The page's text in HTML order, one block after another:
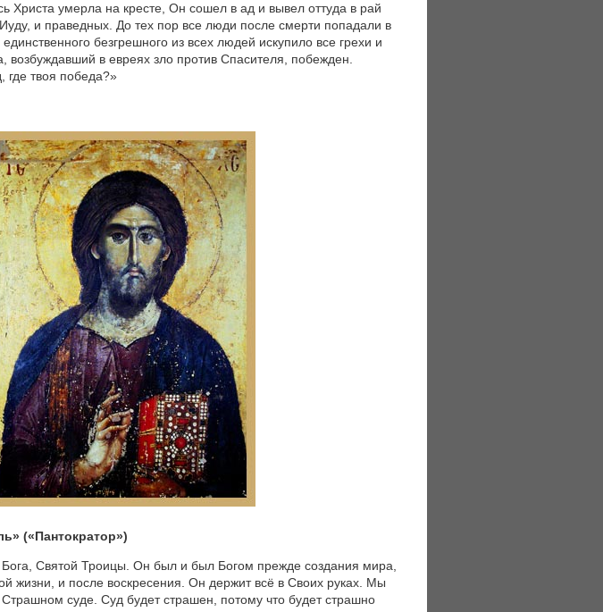
Христа умерла на кресте, Он сошел в ад и вывел оттуда в рай
и праведных. До тех пор все люди после смерти попадали в
безгрешного из всех людей искупило все грехи и
возбуждавший в евреях зло против Спасителя, побежден.
где твоя победа?»
(«Пантократор»)
Бога, Святой Троицы. Он был и был Богом прежде создания мира,
жизни, и после воскресения. Он держит всё в Своих руках. Мы
суде. Суд будет страшен, потому что будет страшно